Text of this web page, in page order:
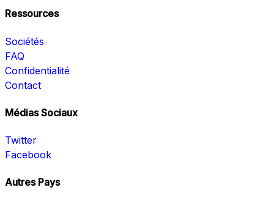
Ressources
Sociétés
FAQ
Confidentialité
Contact
Médias Sociaux
Twitter
Facebook
Autres Pays